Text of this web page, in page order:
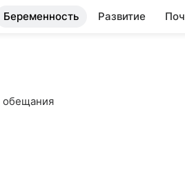
Беременность Развитие
обещания